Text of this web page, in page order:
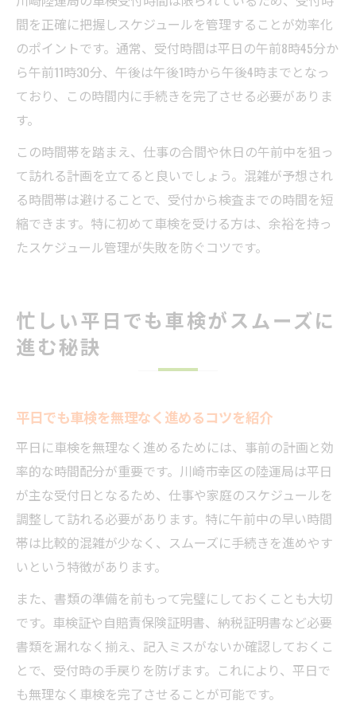
間を正確に把握しスケジュールを管理することが効率化
のポイントです。通常、受付時間は平日の午前8時45分か
ら午前11時30分、午後は午後1時から午後4時までとなっ
ており、この時間内に手続きを完了させる必要がありま
す。
この時間帯を踏まえ、仕事の合間や休日の午前中を狙っ
て訪れる計画を立てると良いでしょう。混雑が予想され
る時間帯は避けることで、受付から検査までの時間を短
縮できます。特に初めて車検を受ける方は、余裕を持っ
たスケジュール管理が失敗を防ぐコツです。
忙しい平日でも車検がスムーズに
進む秘訣
平日でも車検を無理なく進めるコツを紹介
平日に車検を無理なく進めるためには、事前の計画と効
率的な時間配分が重要です。川崎市幸区の陸運局は平日
が主な受付日となるため、仕事や家庭のスケジュールを
調整して訪れる必要があります。特に午前中の早い時間
帯は比較的混雑が少なく、スムーズに手続きを進めやす
いという特徴があります。
また、書類の準備を前もって完璧にしておくことも大切
です。車検証や自賠責保険証明書、納税証明書など必要
書類を漏れなく揃え、記入ミスがないか確認しておくこ
とで、受付時の手戻りを防げます。これにより、平日で
も無理なく車検を完了させることが可能です。